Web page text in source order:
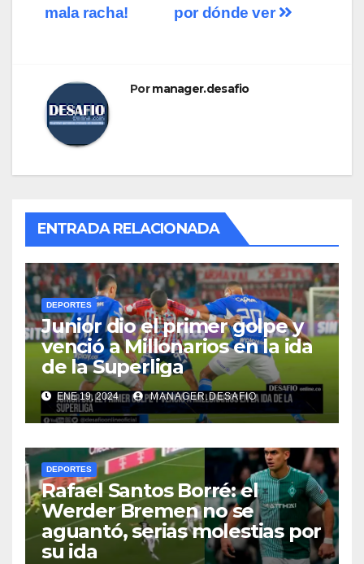
por dónde ver
mala racha!
Pormanager.desafio
ENTRADA RELACIONADA
DEPORTES
Junior dio el primer golpe y
venció a Millonarios en la ida
de la Superliga
ENE 19, 2024 MANAGER.DESAFIO
DEPORTES
Rafael Santos Borré: el
Werder Bremen no se
aguantó, serias molestias por
su ida